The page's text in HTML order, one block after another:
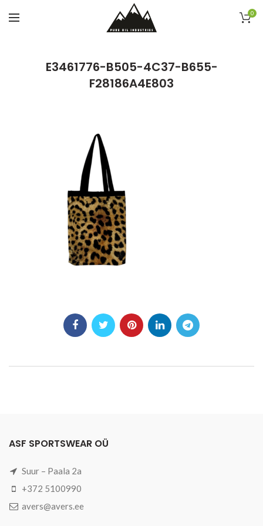
0
E3461776-B505-4C37-B655-
F28186A4E803
ASF SPORTSWEAR OÜ
Suur – Paala 2a
+372 5100990
avers@avers.ee